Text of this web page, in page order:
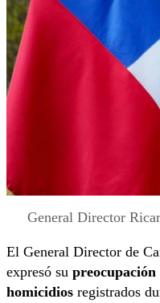
General Director
El General Director de
expresó su preocupación
homicidios registrados